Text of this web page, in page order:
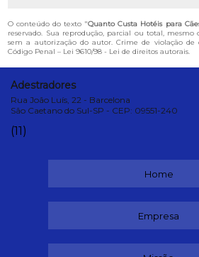
O conteúdo do texto "Quanto Custa Hotéis para
reservado. Sua reprodução, parcial ou total, mesmo
sem a autorização do autor. Crime de violação
Código Penal – Lei 9610/98 - Lei de direitos autorais.
Adestradores
Rua João Luís, 22 - Barcelona
São Caetano do Sul-SP - CEP: 09551-240
(11)
Home
Empresa